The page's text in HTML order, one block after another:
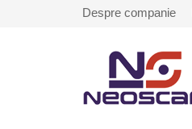
Despre companie